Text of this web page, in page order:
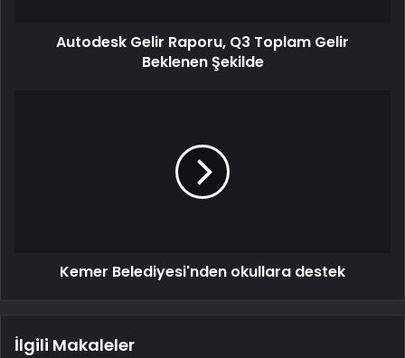
Autodesk Gelir Raporu, Q3 Toplam Gelir
Beklenen Şekilde
Kemer Belediyesi'nden okullara destek
İlgili Makaleler